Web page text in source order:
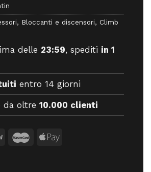
, Bloccanti e discensori, Climb
delle 23:59, spediti in 1
entro 14 giorni
da oltre 10.000 clienti